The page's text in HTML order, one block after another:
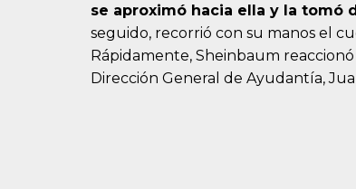
se aproximó hacia ella y la tomó
seguido, recorrió con su manos el
Rápidamente, Sheinbaum
Dirección General de Ayudantía,